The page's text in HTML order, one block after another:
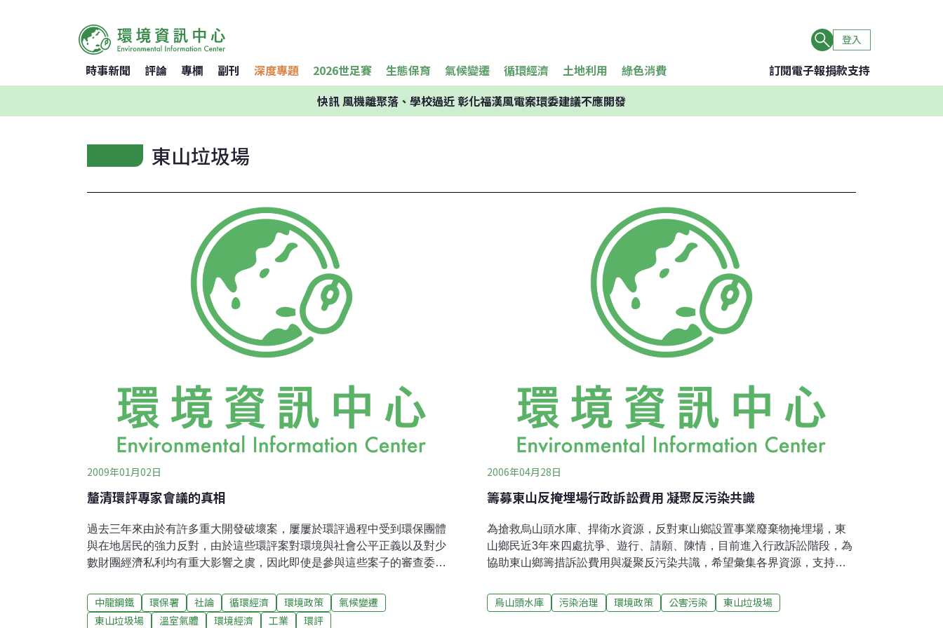
登入
時事新聞 評論 專欄 副刊 深度專題 2026世足賽 生態保育 氣候變遷 循環經濟 土地利用 綠色消費 訂閱電子報捐款支持
快訊風機離聚落、學校過近 彰化福漢風電案環委建議不應開發
東山垃圾場
2009年01月02日
釐清環評專家會議的真相
過去三年來由於有許多重大開發破壞案，屢屢於環評過程中受到環保團體
與在地居民的強力反對，由於這些環評案對環境與社會公平正義以及對少
數財團經濟私利均有重大影響之虞，因此即使是參與這些案子的審查委員
拖，而使得那些即欲進行開發破壞的利益相關者急著跳腳，而藉由其政治
管道對環評程序施予極大的壓力。即使後來換了一批委員，而使得持「環
中龍鋼鐵 環保署 社論 循環經濟 環境政策
氣候變遷
東山垃圾場
溫室氣體 環境經濟 工業 環評
2006年04月28日
籌募東山反掩埋場行政訴訟費用 凝聚反污染共識
為搶救烏山頭水庫、捍衛水資源，反對東山鄉設置事業廢棄物掩埋場，東
山鄉民近3年來四處抗爭、遊行、請願、陳情，目前進入行政訴訟階段，為
協助東山鄉籌措訴訟費用與凝聚反污染共識，希望彙集各界資源，支持東
認購。會中並將邀請陳玉峰教授演講。 時間：2006 年5月13日( 星期六 )上
午10:00 -下午1:00 地點：富強基督長老教會 (台南市東門路三段11巷2-1號)
烏山頭水庫 污染治理 環境政策 公害污染 東山垃圾場